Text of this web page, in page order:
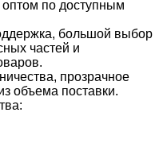
по доступным
большой выбор
частей и
прозрачное
объема поставки.